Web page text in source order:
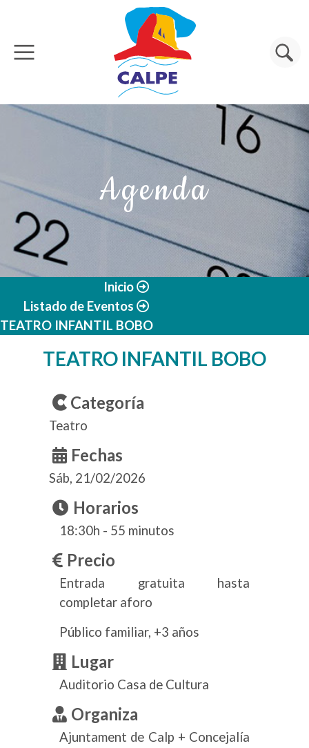
Pasar al contenido principal
Buscar
Agenda
Inicio
Listado de Eventos
TEATRO INFANTIL BOBO
TEATRO INFANTIL BOBO
Categoría
Teatro
Fechas
Sáb, 21/02/2026
Horarios
18:30h - 55 minutos
Precio
Entrada gratuita hasta
completar aforo
Público familiar, +3 años
Lugar
Auditorio Casa de Cultura
Organiza
Ajuntament de Calp + Concejalía